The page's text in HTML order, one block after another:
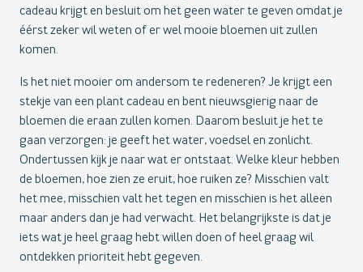
cadeau krijgt en besluit om het geen water te geven omdat je
éérst zeker wil weten of er wel mooie bloemen uit zullen
komen.
Is het niet mooier om andersom te redeneren? Je krijgt een
stekje van een plant cadeau en bent nieuwsgierig naar de
bloemen die eraan zullen komen. Daarom besluit je het te
gaan verzorgen: je geeft het water, voedsel en zonlicht.
Ondertussen kijk je naar wat er ontstaat. Welke kleur hebben
de bloemen, hoe zien ze eruit, hoe ruiken ze? Misschien valt
het mee, misschien valt het tegen en misschien is het alleen
maar anders dan je had verwacht. Het belangrijkste is dat je
iets wat je heel graag hebt willen doen of heel graag wil
ontdekken prioriteit hebt gegeven.